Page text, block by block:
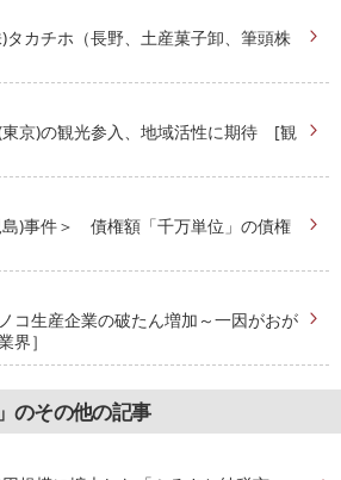
カチホ（長野、土産菓子卸、筆頭株
京)の観光参入、地域活性に期待 [観
島)事件＞ 債権額「千万単位」の債権
コ生産企業の破たん増加～一因がおが
］
のその他の記事